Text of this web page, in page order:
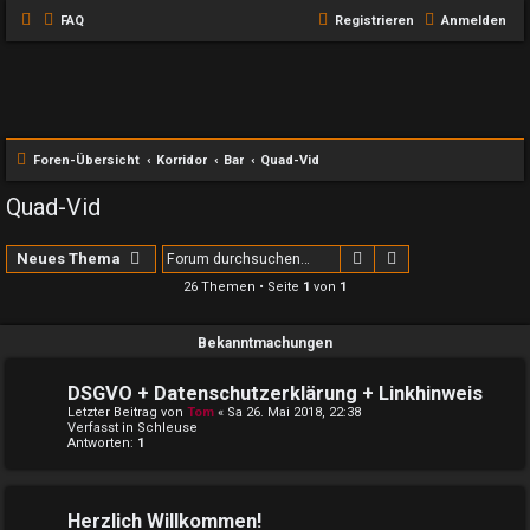
FAQ Anmelden
Registrieren
Foren-Übersicht Korridor Bar Quad-Vid
Quad-Vid
Neues Thema Suche
26 Themen • Seite 1 von 1
Bekanntmachungen
DSGVO + Datenschutzerklärung + Linkhinweis
Letzter Beitrag von Tom « Sa 26. Mai 2018, 22:38
Verfasst in Schleuse
Antworten: 1
Herzlich Willkommen!